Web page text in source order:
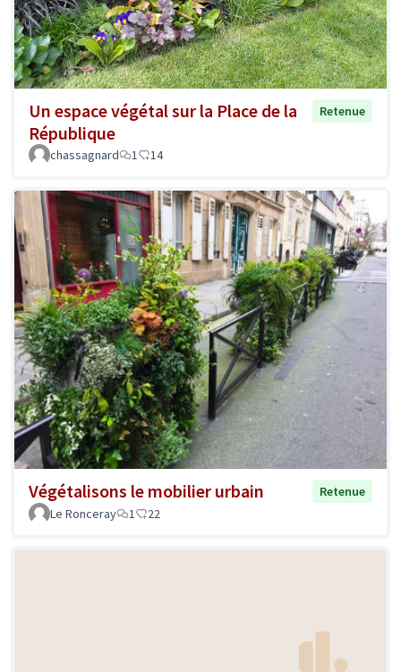
Un espace végétal sur la Place de la
République
Retenue
chassagnard 1 14
Végétalisons le mobilier urbain
Retenue
Le Ronceray
1 22